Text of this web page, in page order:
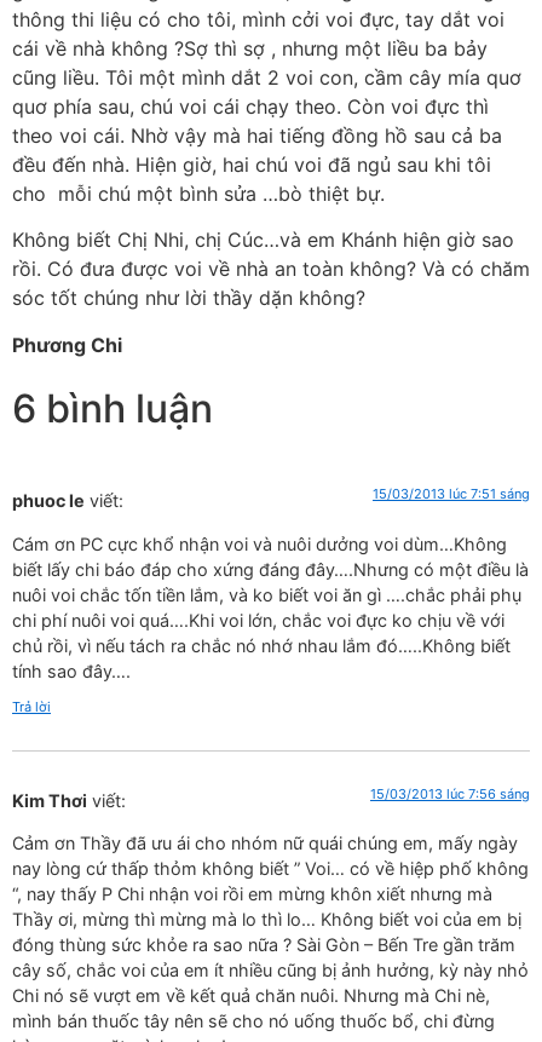
thông thi liệu có cho tôi, mình cởi voi đực, tay dắt voi
cái về nhà không ?Sợ thì sợ , nhưng một liều ba bảy
cũng liều. Tôi một mình dắt 2 voi con, cầm cây mía quơ
quơ phía sau, chú voi cái chạy theo. Còn voi đực thì
theo voi cái. Nhờ vậy mà hai tiếng đồng hồ sau cả ba
đều đến nhà. Hiện giờ, hai chú voi đã ngủ sau khi tôi
cho mỗi chú một bình sửa …bò thiệt bự.
Không biết Chị Nhi, chị Cúc…và em Khánh hiện giờ sao
rồi. Có đưa được voi về nhà an toàn không? Và có chăm
sóc tốt chúng như lời thầy dặn không?
Phương Chi
6 bình luận
phuoc le viết: 15/03/2013 lúc 7:51 sáng
Cám ơn PC cực khổ nhận voi và nuôi dưởng voi dùm…Không
biết lấy chi báo đáp cho xứng đáng đây….Nhưng có một điều là
nuôi voi chắc tốn tiền lắm, và ko biết voi ăn gì ….chắc phải phụ
chi phí nuôi voi quá….Khi voi lớn, chắc voi đực ko chịu về với
chủ rồi, vì nếu tách ra chắc nó nhớ nhau lắm đó…..Không biết
tính sao đây….
Trả lời
Kim Thơi viết: 15/03/2013 lúc 7:56 sáng
Cảm ơn Thầy đã ưu ái cho nhóm nữ quái chúng em, mấy ngày
nay lòng cứ thấp thỏm không biết ” Voi… có về hiệp phố không
“, nay thấy P Chi nhận voi rồi em mừng khôn xiết nhưng mà
Thầy ơi, mừng thì mừng mà lo thì lo… Không biết voi của em bị
đóng thùng sức khỏe ra sao nữa ? Sài Gòn – Bến Tre gần trăm
cây số, chắc voi của em ít nhiều cũng bị ảnh hưởng, kỳ này nhỏ
Chi nó sẽ vượt em về kết quả chăn nuôi. Nhưng mà Chi nè,
mình bán thuốc tây nên sẽ cho nó uống thuốc bổ, chi đừng